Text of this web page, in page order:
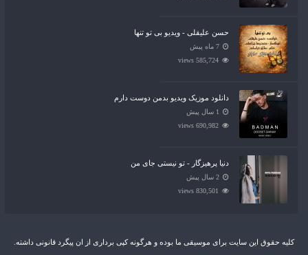
حسن علیقلی - ویدیو بی تو تنها
7 ماه پیش
585,724 views
دانلود موزیک ویدیو بدمن دوست دارم
1 سال پیش
690,982 views
دنیا پرهیزگار - تو نیستی جای من
2 سال پیش
830,501 views
کلیه حقوق این سایت برای موسیقی ما بوده و هرگونه کپی برداری از ان پیگرد قانونی داشته.